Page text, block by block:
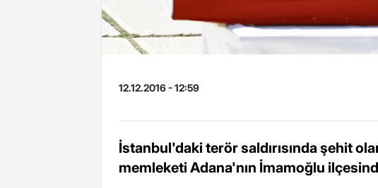
12.12.2016 - 12:59
İstanbul'daki terör saldırısında şehit
memleketi Adana'nın İmamoğlu